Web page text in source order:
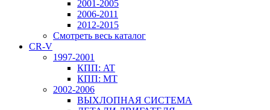
2001-2005
2006-2011
2012-2015
Смотреть весь каталог
CR-V
1997-2001
КПП: AT
КПП: MT
2002-2006
ВЫХЛОПНАЯ СИСТЕМА